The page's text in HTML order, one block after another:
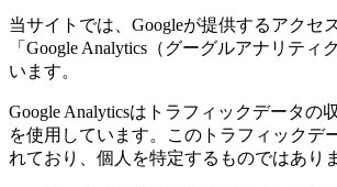
当サイトでは、Googleが提供するアクセ
「Google Analytics（グーグルアナリティ
います。
Google Analyticsはトラフィックデータの
を使用しています。このトラフィックデ
れており、個人を特定するものではあり